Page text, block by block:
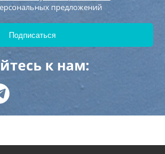
предложений
к нам: